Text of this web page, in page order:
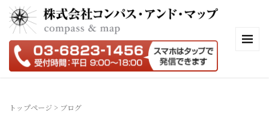
トップページ > ブログ